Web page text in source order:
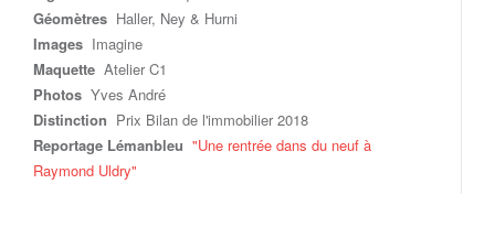
Géomètres Haller, Ney & Hurni
Images Imagine
Maquette Atelier C1
Photos Yves André
Distinction Prix Bilan de l'immobilier 2018
Reportage Lémanbleu "Une rentrée dans du neuf à
Raymond Uldry"